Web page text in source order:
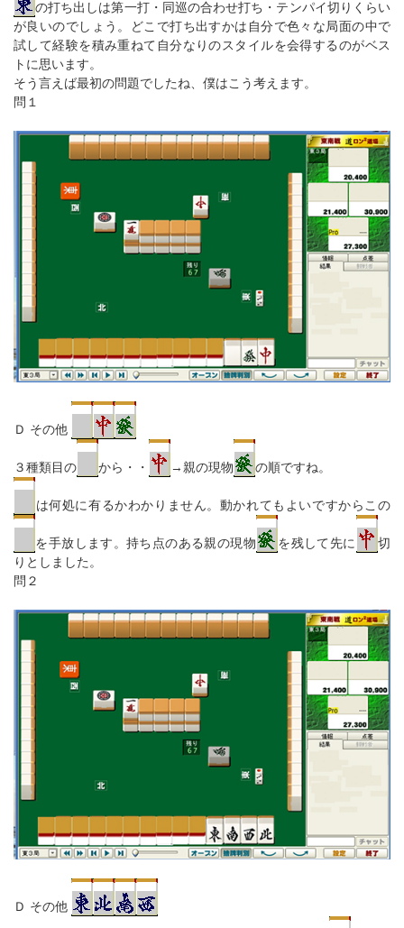
の打ち出しは第一打・同巡の合わせ打ち・テンパイ切りくらい
が良いのでしょう。どこで打ち出すかは自分で色々な局面の中で
試して経験を積み重ねて自分なりのスタイルを会得するのがベス
トに思います。
そう言えば最初の問題でしたね、僕はこう考えます。
問１
Ｄ その他
３種類目の から・・ →親の現物 の順ですね。
は何処に有るかわかりません。動かれてもよいですからこの
を手放します。持ち点のある親の現物 を残して先に
切
りとしました。
問２
Ｄ その他